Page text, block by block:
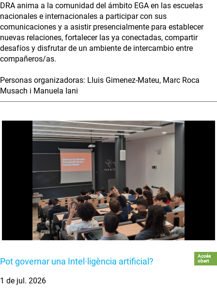
DRA anima a la comunidad del ámbito EGA en las escuelas
nacionales e internacionales a participar con sus
comunicaciones y a asistir presencialmente para establecer
nuevas relaciones, fortalecer las ya conectadas, compartir
desafíos y disfrutar de un ambiente de intercambio entre
compañeros/as.
Personas organizadoras: Lluis Gimenez-Mateu, Marc Roca
Musach i Manuela Iani
Pot governar una Intel·ligència artificial?
Accés
obert
1 de jul. 2026